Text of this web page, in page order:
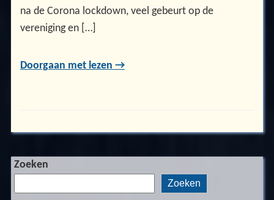
Zoeken
Zoeken
na de Corona lockdown, veel gebeurt op de
vereniging en […]
Doorgaan met lezen →